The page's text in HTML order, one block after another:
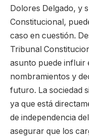
Dolores Delgado, y
Constitucional,
caso en cuestión.
Tribunal
asunto puede influir
nombramientos y
futuro. La sociedad
ya que está
de independencia
asegurar que los